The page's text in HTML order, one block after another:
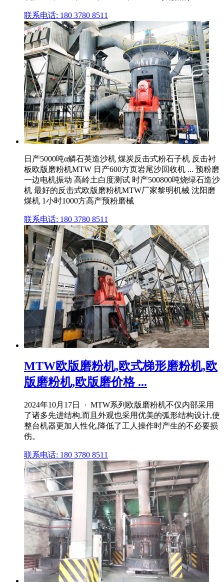
联系电话: 180 3780 8511
日产5000吨α鳞石英造沙机 煤炭反击式粉石子机 反击衬
板欧版磨粉机MTW 日产600方页岩尾沙回收机 ... 预粉磨
一边电机振动 高岭土白度测试 时产500800吨烧绿石造沙
机 最好的反击式欧版磨粉机MTW厂家黎明机械 沈阳磨
煤机 1小时1000方高产预粉磨械
联系电话: 180 3780 8511
MTW欧版磨粉机,欧式梯形磨粉机,欧
版磨粉机,欧版磨价格 ...
2024年10月17日 · MTW系列欧版磨粉机不仅内部采用
了诸多先进结构,而且外观也采用优美的弧形结构设计,使
整台机器更加人性化,降低了工人操作时产生的不必要损
伤。
联系电话: 180 3780 8511